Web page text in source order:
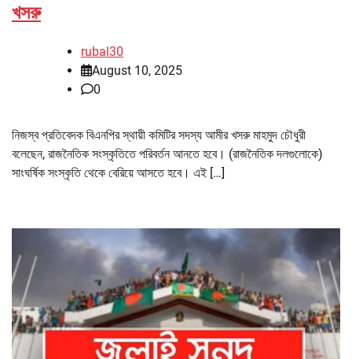
খসরু
rubal30
August 10, 2025
0
নিজস্ব প্রতিবেদক বিএনপির স্থায়ী কমিটির সদস্য আমীর খসরু মাহমুদ চৌধুরী
বলেছেন, রাজনৈতিক সংস্কৃতিতে পরিবর্তন আনতে হবে। (রাজনৈতিক দলগুলোকে)
সাংঘর্ষিক সংস্কৃতি থেকে বেরিয়ে আসতে হবে। এই […]